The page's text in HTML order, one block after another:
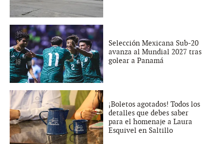
Selección Mexicana Sub-20
avanza al Mundial 2027 tras
golear a Panamá
¡Boletos agotados! Todos los
detalles que debes saber
para el homenaje a Laura
Esquivel en Saltillo